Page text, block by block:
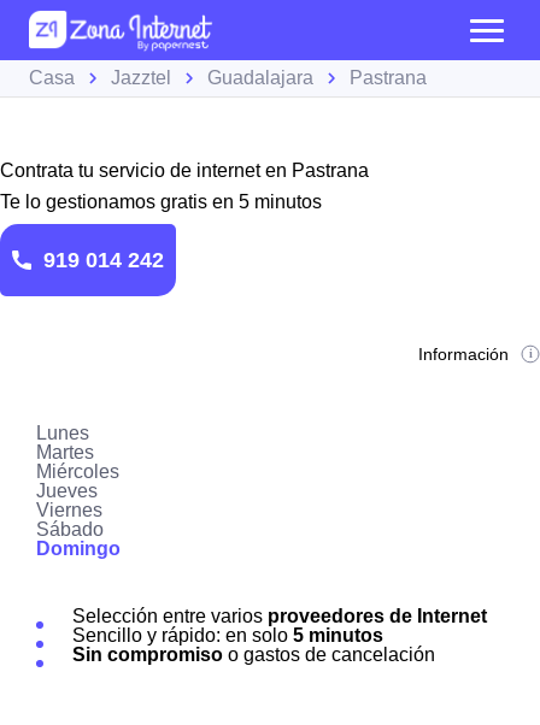
Casa Jazztel Guadalajara Pastrana
Contrata tu servicio de internet en Pastrana
Te lo gestionamos gratis en 5 minutos
919 014 242
Información
Lunes
Martes
Miércoles
Jueves
Viernes
Sábado
Domingo
Selección entre varios proveedores de Internet
Sencillo y rápido: en solo 5 minutos
Sin compromiso o gastos de cancelación